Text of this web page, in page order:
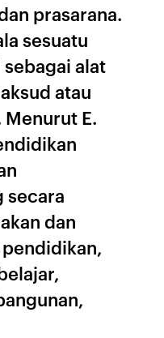
prasarana.
sesuatu
alat
atau
E.
secara
dan